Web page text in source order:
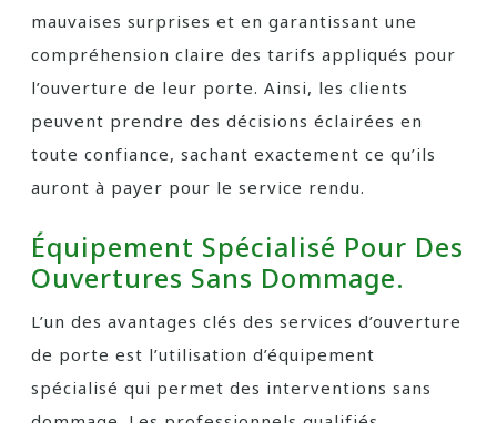
mauvaises surprises et en garantissant une
compréhension claire des tarifs appliqués pour
l’ouverture de leur porte. Ainsi, les clients
peuvent prendre des décisions éclairées en
toute confiance, sachant exactement ce qu’ils
auront à payer pour le service rendu.
Équipement Spécialisé Pour Des
Ouvertures Sans Dommage.
L’un des avantages clés des services d’ouverture
de porte est l’utilisation d’équipement
spécialisé qui permet des interventions sans